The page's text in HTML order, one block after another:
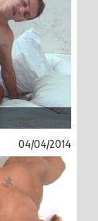
04/04/2014